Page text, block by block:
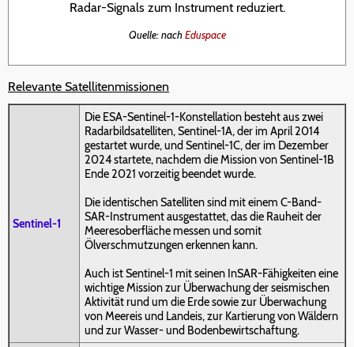
Radar-Signals zum Instrument reduziert.
Quelle: nachEduspace
Relevante Satellitenmissionen
Sentinel-1
Die ESA-Sentinel-1-Konstellation besteht aus zwei
Radarbildsatelliten, Sentinel-1A, der im April 2014
gestartet wurde, und Sentinel-1C, der im Dezember
2024 startete, nachdem die Mission von Sentinel-1B
Ende 2021 vorzeitig beendet wurde.
Die identischen Satelliten sind mit einem C-Band-
SAR-Instrument ausgestattet, das die Rauheit der
Meeresoberfläche messen und somit
Ölverschmutzungen erkennen kann.
Auch ist Sentinel-1 mit seinen InSAR-Fähigkeiten eine
wichtige Mission zur Überwachung der seismischen
Aktivität rund um die Erde sowie zur Überwachung
von Meereis und Landeis, zur Kartierung von Wäldern
und zur Wasser- und Bodenbewirtschaftung.